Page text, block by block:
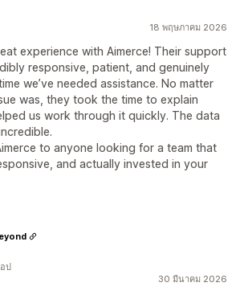
18 พฤษภาคม 2026
experience with Aimerce! Their support
responsive, patient, and genuinely
we’ve needed assistance. No matter
was, they took the time to explain
us work through it quickly. The data
to anyone looking for a team that
and actually invested in your
30 มีนาคม 2026
ป